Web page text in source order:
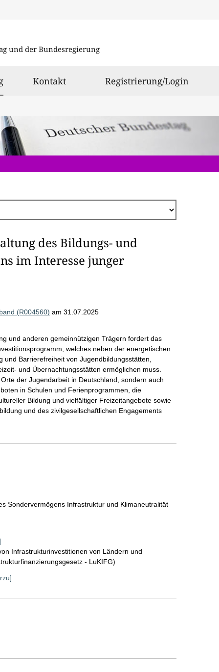
und der Bundesregierung
ausgewählt
Kontakt Registrierung/Login
des Bildungs- und
im Interesse junger
(R004560) am 31.07.2025
und anderen gemeinnützigen Trägern fordert das
welches neben der energetischen
Barrierefreiheit von Jugendbildungsstätten,
und Übernachtungsstätten ermöglichen muss.
der Jugendarbeit in Deutschland, sondern auch
in Schulen und Ferienprogrammen, die
Bildung und vielfältiger Freizeitangebote sowie
und des zivilgesellschaftlichen Engagements
Sondervermögens Infrastruktur und Klimaneutralität
Infrastrukturinvestitionen von Ländern und
- LuKIFG)